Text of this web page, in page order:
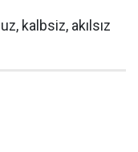
kalbsiz, akılsız